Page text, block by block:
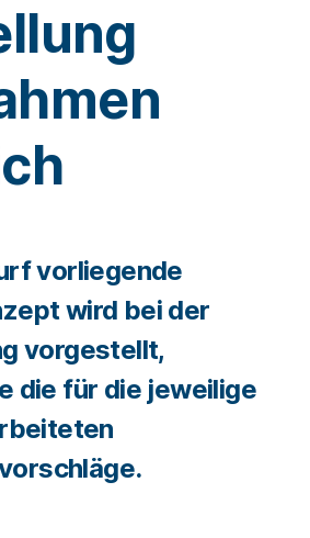
vorliegende
wird bei der
vorgestellt,
die für die jeweilige